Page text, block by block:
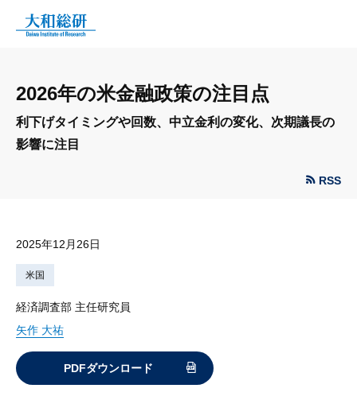
2026年の米金融政策の注目点
利下げタイミングや回数、中立金利の変化、次期議長の
影響に注目
RSS
2025年12月26日
米国
経済調査部 主任研究員
矢作 大祐
PDFダウンロード